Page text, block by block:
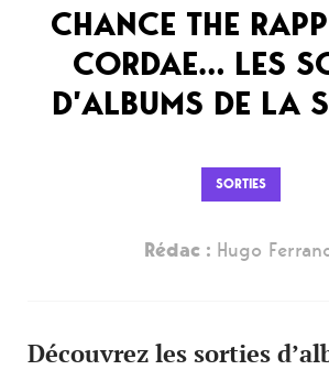
Sorties
Newsletter
CHANCE THE
CORDAE… LES
D’ALBUMS DE LA
SORTIES
Rédac : Hugo
Découvrez les sorties